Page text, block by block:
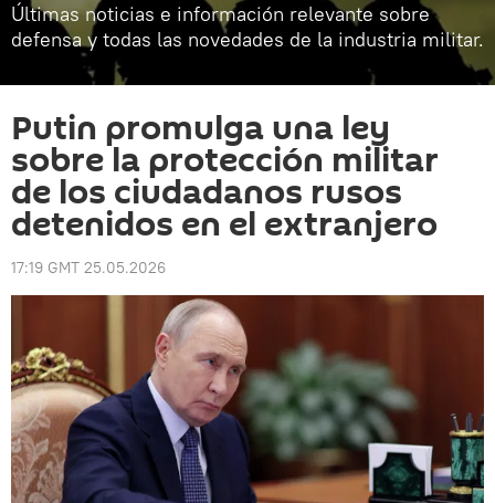
Últimas noticias e información relevante sobre
defensa y todas las novedades de la industria militar.
Putin promulga una ley
sobre la protección militar
de los ciudadanos rusos
detenidos en el extranjero
17:19 GMT 25.05.2026